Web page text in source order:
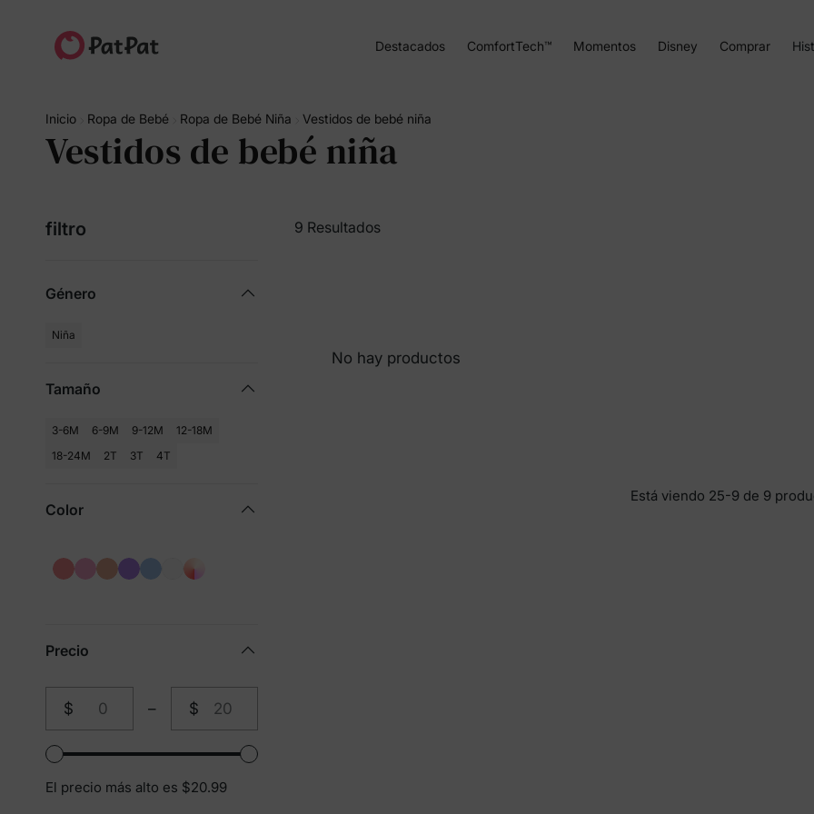
Destacados ComfortTech™ Momentos Disney Comprar
Inicio Ropa de Bebé Ropa de Bebé Niña Vestidos de bebé niña
Vestidos de bebé niña
9 Resultados
filtro
Género
Niña
Tamaño
3-6M 6-9M 9-12M
12-18M
18-24M
2T 3T 4T
Color
Precio
$
de
– $
a
El precio más alto es $20.99
No hay productos
Está viendo 25-9 de 9